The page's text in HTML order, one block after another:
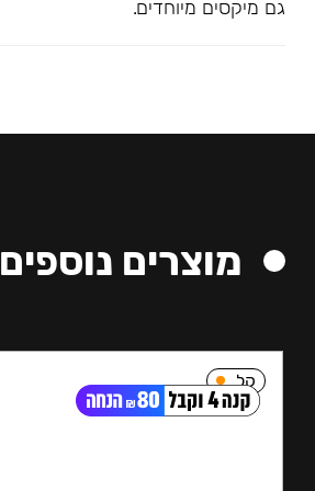
גם מיקסים מיוחדים.
מוצרים נוספים
קל